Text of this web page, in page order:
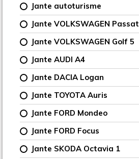
Jante autoturisme
Jante VOLKSWAGEN Passat
Jante VOLKSWAGEN Golf 5
Jante AUDI A4
Jante DACIA Logan
Jante TOYOTA Auris
Jante FORD Mondeo
Jante FORD Focus
Jante SKODA Octavia 1